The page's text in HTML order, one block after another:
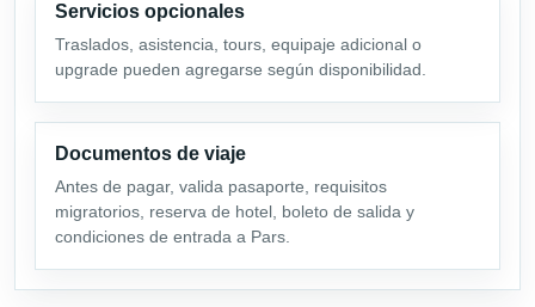
Servicios opcionales
Traslados, asistencia, tours, equipaje adicional o
upgrade pueden agregarse según disponibilidad.
Documentos de viaje
Antes de pagar, valida pasaporte, requisitos
migratorios, reserva de hotel, boleto de salida y
condiciones de entrada a Pars.